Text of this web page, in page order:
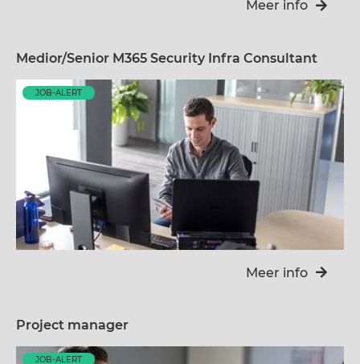
Meer info
Medior/Senior M365 Security Infra Consultant
JOB-ALERT
Meer info
Project manager
JOB-ALERT